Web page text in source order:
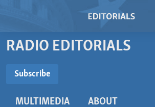
Skip
content
VIDEO
RADIO EDITORIALS
Subscribe
MULTIMEDIA ABOUT